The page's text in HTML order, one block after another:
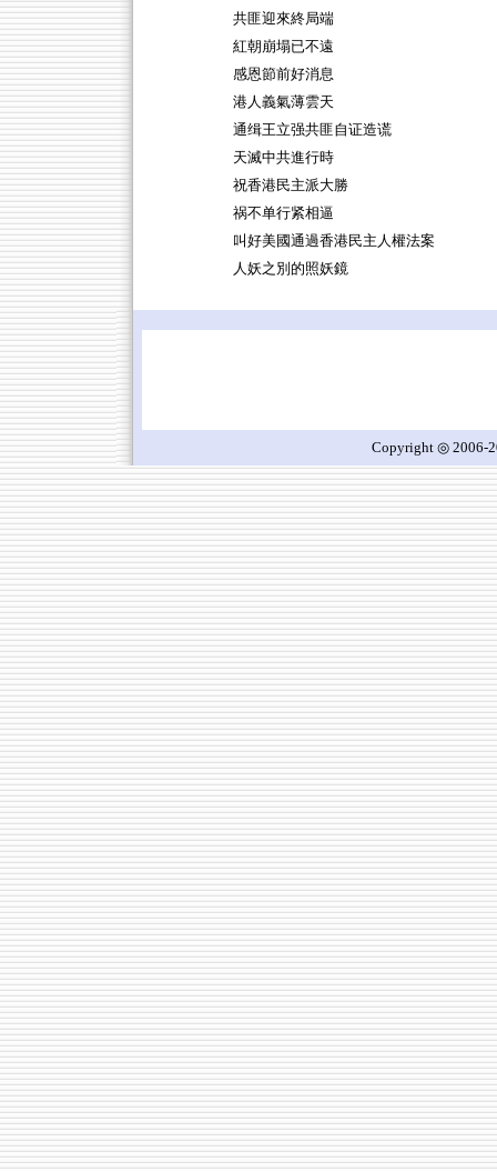
共匪迎來終局端
紅朝崩塌已不遠
感恩節前好消息
港人義氣薄雲天
通缉王立强共匪自证造谎
天滅中共進行時
祝香港民主派大勝
祸不单行紧相逼
叫好美國通過香港民主人權法案
人妖之別的照妖鏡
Copyright ◎ 2006-